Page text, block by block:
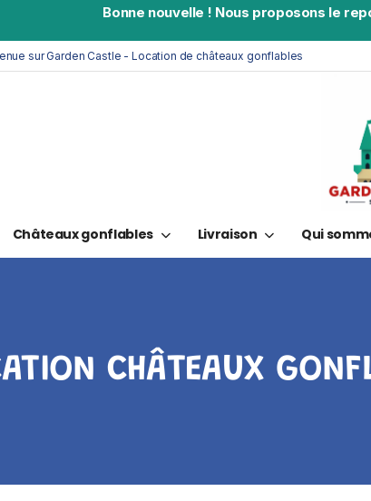
Bonne nouvelle ! Nous proposons le
sur Garden Castle - Location de châteaux gonflables
Châteaux gonflables Livraison Qui
CHÂTEAUX